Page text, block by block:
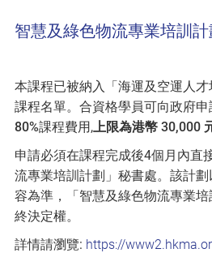
智慧及綠色物流專業培訓計
本課程已被納入「海運及空運人
課程名單。合資格學員可向政府
80%課程費用, 上限為港幣 30,000
申請必須在課程完成後4個月內直
流專業培訓計劃」秘書處。該計
容為準，「智慧及綠色物流專業
終決定權。
詳情請瀏覽: https://